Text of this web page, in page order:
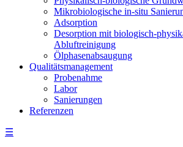
Mikrobiologische in-situ
Adsorption
Desorption mit biologisch-
Abluftreinigung
Ölphasenabsaugung
Qualitätsmanagement
Probenahme
Labor
Sanierungen
Referenzen
☰